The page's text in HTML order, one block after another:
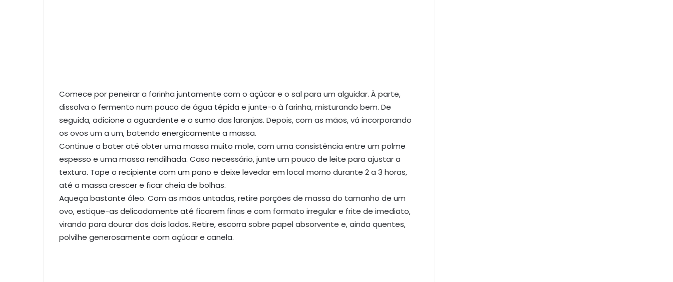
Comece por peneirar a farinha juntamente com o açúcar e o sal para um alguidar. À parte,
dissolva o fermento num pouco de água tépida e junte-o à farinha, misturando bem. De
seguida, adicione a aguardente e o sumo das laranjas. Depois, com as mãos, vá incorporando
os ovos um a um, batendo energicamente a massa.
Continue a bater até obter uma massa muito mole, com uma consistência entre um polme
espesso e uma massa rendilhada. Caso necessário, junte um pouco de leite para ajustar a
textura. Tape o recipiente com um pano e deixe levedar em local morno durante 2 a 3 horas,
até a massa crescer e ficar cheia de bolhas.
Aqueça bastante óleo. Com as mãos untadas, retire porções de massa do tamanho de um
ovo, estique-as delicadamente até ficarem finas e com formato irregular e frite de imediato,
virando para dourar dos dois lados. Retire, escorra sobre papel absorvente e, ainda quentes,
polvilhe generosamente com açúcar e canela.